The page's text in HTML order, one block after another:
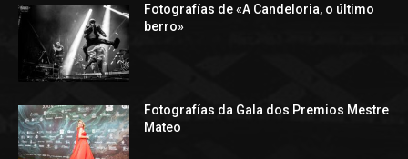
Fotografías de «A Candeloria, o último
berro»
Fotografías da Gala dos Premios Mestre
Mateo